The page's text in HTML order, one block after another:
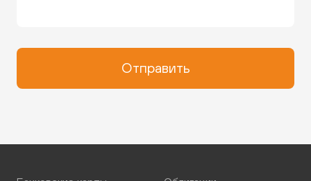
Отправить